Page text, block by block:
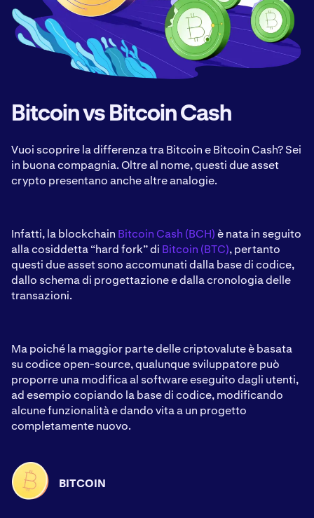
Bitcoin vs Bitcoin Cash
Vuoi scoprire la differenza tra Bitcoin e Bitcoin Cash? Sei
in buona compagnia. Oltre al nome, questi due asset
crypto presentano anche altre analogie.
Infatti, la blockchain Bitcoin Cash (BCH)è nata in seguito
alla cosiddetta “hard fork” di Bitcoin (BTC), pertanto
questi due asset sono accomunati dalla base di codice,
dallo schema di progettazione e dalla cronologia delle
transazioni.
Ma poiché la maggior parte delle criptovalute è basata
su codice open-source, qualunque sviluppatore può
proporre una modifica al software eseguito dagli utenti,
ad esempio copiando la base di codice, modificando
alcune funzionalità e dando vita a un progetto
completamente nuovo.
BITCOIN